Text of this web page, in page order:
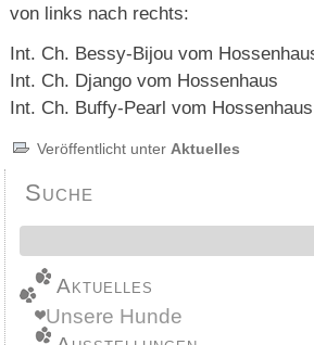
von links nach rechts:
Int. Ch. Bessy-Bijou vom
Int. Ch. Django vom Hossenhaus
Int. Ch. Buffy-Pearl vom Hossenhaus
Veröffentlicht unter Aktuelles
Suche
Aktuelles
Unsere Hunde